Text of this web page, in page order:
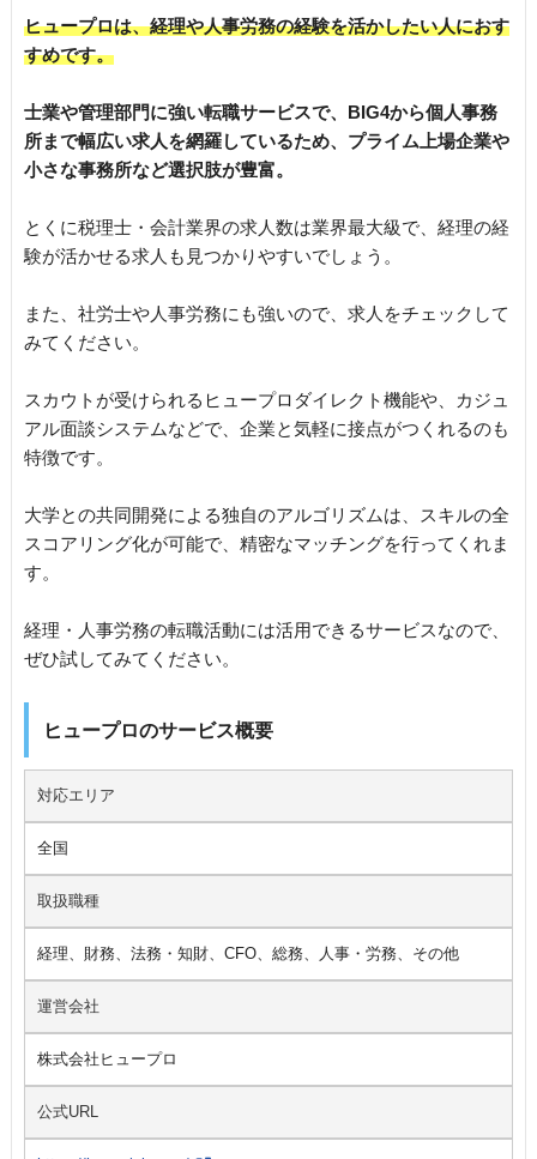
ヒュープロは、経理や人事労務の経験を活かしたい人におす
すめです。
士業や管理部門に強い転職サービスで、BIG4から個人事務
所まで幅広い求人を網羅しているため、プライム上場企業や
小さな事務所など選択肢が豊富。
とくに税理士・会計業界の求人数は業界最大級で、経理の経
験が活かせる求人も見つかりやすいでしょう。
また、社労士や人事労務にも強いので、求人をチェックして
みてください。
スカウトが受けられるヒュープロダイレクト機能や、カジュ
アル面談システムなどで、企業と気軽に接点がつくれるのも
特徴です。
大学との共同開発による独自のアルゴリズムは、スキルの全
スコアリング化が可能で、精密なマッチングを行ってくれま
す。
経理・人事労務の転職活動には活用できるサービスなので、
ぜひ試してみてください。
ヒュープロのサービス概要
対応エリア
全国
取扱職種
経理、財務、法務・知財、CFO、総務、人事・労務、その他
運営会社
株式会社ヒュープロ
公式URL